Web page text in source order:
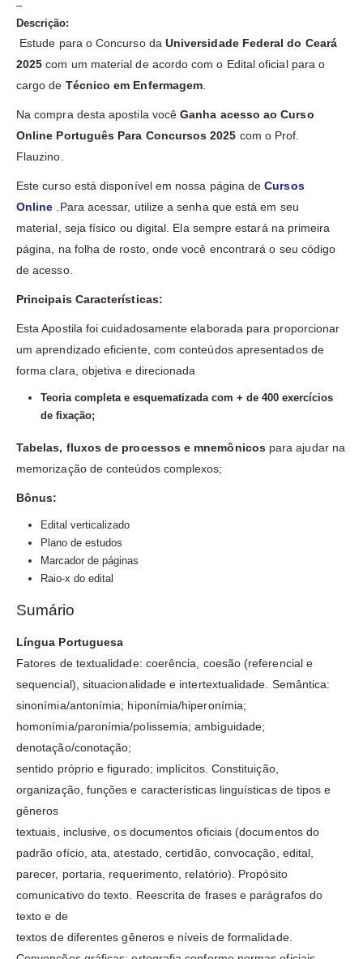
–
Descrição:
Estude para o Concurso da Universidade Federal do Ceará
2025 com um material de acordo com o Edital oficial para o
cargo de Técnico em Enfermagem
Na compra desta apostila vocêGanha acesso ao Curso
Online Português Para Concursos 2025 com o Prof.
Flauzino.
Este curso está disponível em nossa página deCursos
Online .Para acessar, utilize a senha que está em seu
material, seja físico ou digital. Ela sempre estará na primeira
página, na folha de rosto, onde você encontrará o seu código
de acesso.
Principais Características:
Esta Apostila foi cuidadosamente elaborada para proporcionar
um aprendizado eficiente, com conteúdos apresentados de
forma clara, objetiva e direcionada
Teoria completa e esquematizada com + de 400 exercícios
de fixação;
Tabelas, fluxos de processos e mnemônicospara ajudar na
memorização de conteúdos complexos;
Bônus:
Edital verticalizado
Plano de estudos
Marcador de páginas
Raio-x do edital
Sumário
Língua Portuguesa
Fatores de textualidade: coerência, coesão (referencial e
sequencial), situacionalidade e intertextualidade. Semântica:
sinonímia/antonímia; hiponímia/hiperonímia;
homonímia/paronímia/polissemia; ambiguidade;
denotação/conotação;
sentido próprio e figurado; implícitos. Constituição,
organização, funções e características linguísticas de tipos e
gêneros
textuais, inclusive, os documentos oficiais (documentos do
padrão ofício, ata, atestado, certidão, convocação, edital,
parecer, portaria, requerimento, relatório). Propósito
comunicativo do texto. Reescrita de frases e parágrafos do
texto e de
textos de diferentes gêneros e níveis de formalidade.